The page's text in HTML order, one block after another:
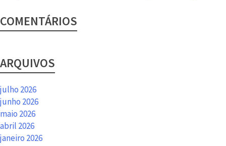
COMENTÁRIOS
ARQUIVOS
julho 2026
junho 2026
maio 2026
abril 2026
janeiro 2026